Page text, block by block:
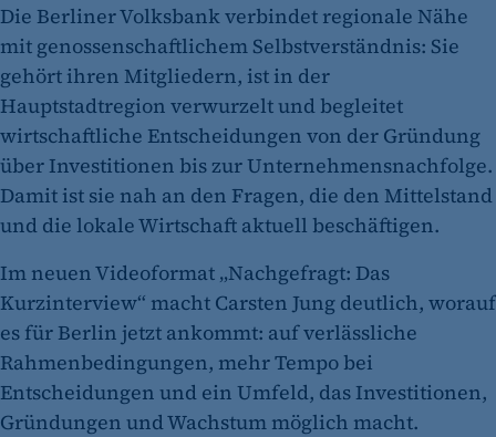
Die Berliner Volksbank verbindet regionale Nähe
mit genossenschaftlichem Selbstverständnis: Sie
gehört ihren Mitgliedern, ist in der
Hauptstadtregion verwurzelt und begleitet
wirtschaftliche Entscheidungen von der Gründung
über Investitionen bis zur Unternehmensnachfolge.
Damit ist sie nah an den Fragen, die den Mittelstand
und die lokale Wirtschaft aktuell beschäftigen.
Im neuen Videoformat „Nachgefragt: Das
Kurzinterview“ macht Carsten Jung deutlich, worauf
es für Berlin jetzt ankommt: auf verlässliche
Rahmenbedingungen, mehr Tempo bei
Entscheidungen und ein Umfeld, das Investitionen,
Gründungen und Wachstum möglich macht.